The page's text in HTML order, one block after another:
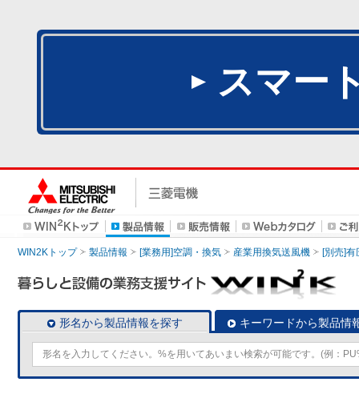
スマー
WIN2Kトップ 製品情報 [業務用]空調・換気 産業用換気送風機 [別売]有
形名から製品情報を探す キーワードから製品情